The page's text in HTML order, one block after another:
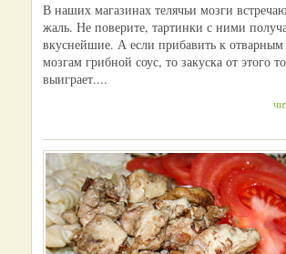
В наших магазинах телячьи мозги
жаль. Не поверите, тартинки с ними
вкуснейшие. А если прибавить к отварным
мозгам грибной соус, то закуска от этого
выиграет....